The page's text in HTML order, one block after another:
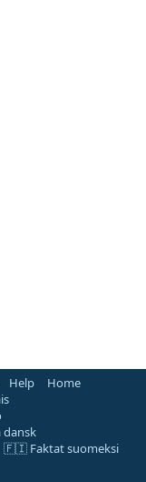
Help
Home
🇫🇮 Faktat suomeksi